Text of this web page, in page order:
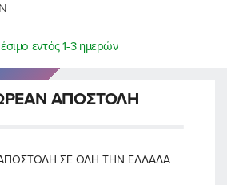
εντός 1-3 ημερών
ΑΠΟΣΤΟΛΗ
ΣΕ ΌΛΗ ΤΗΝ ΕΛΛΆΔΑ